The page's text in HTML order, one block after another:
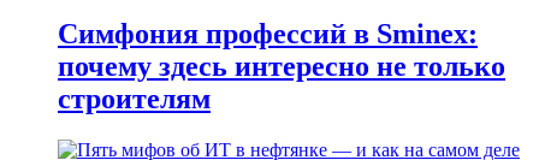
Симфония профессий в Sminex:
почему здесь интересно не только
строителям